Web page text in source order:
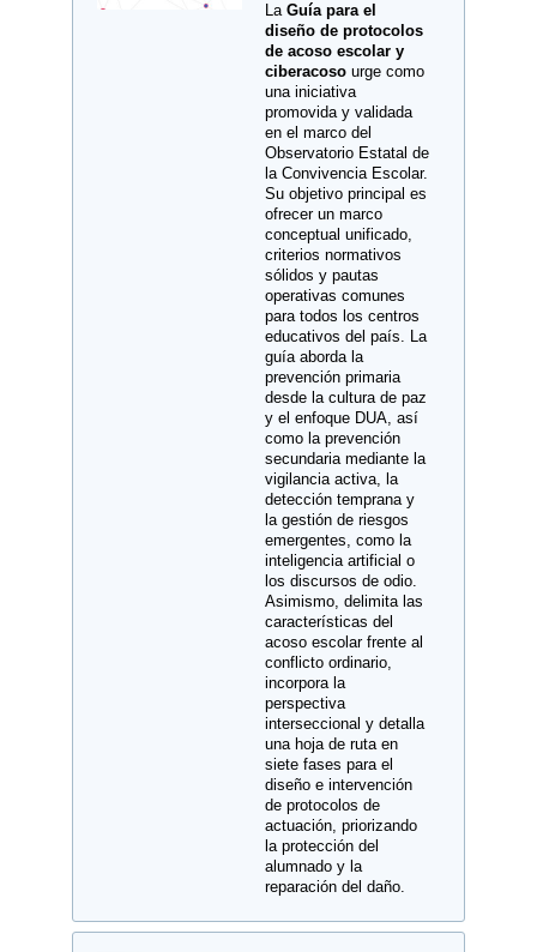
LaGuía para el
diseño de protocolos
de acoso escolar y
ciberacoso urge como
una iniciativa
promovida y validada
en el marco del
Observatorio Estatal de
la Convivencia Escolar.
Su objetivo principal es
ofrecer un marco
conceptual unificado,
criterios normativos
sólidos y pautas
operativas comunes
para todos los centros
educativos del país. La
guía aborda la
prevención primaria
desde la cultura de paz
y el enfoque DUA, así
como la prevención
secundaria mediante la
vigilancia activa, la
detección temprana y
la gestión de riesgos
emergentes, como la
inteligencia artificial o
los discursos de odio.
Asimismo, delimita las
características del
acoso escolar frente al
conflicto ordinario,
incorpora la
perspectiva
interseccional y detalla
una hoja de ruta en
siete fases para el
diseño e intervención
de protocolos de
actuación, priorizando
la protección del
alumnado y la
reparación del daño.